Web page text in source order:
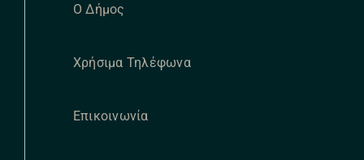
Ο Δήμος
Χρήσιμα Τηλέφωνα
Επικοινωνία